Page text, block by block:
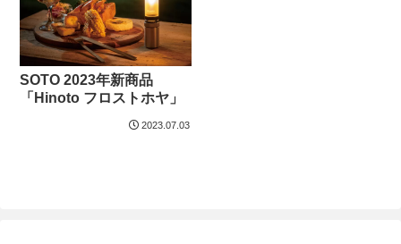
SOTO 2023年新商品
「Hinoto フロストホヤ」
2023.07.03